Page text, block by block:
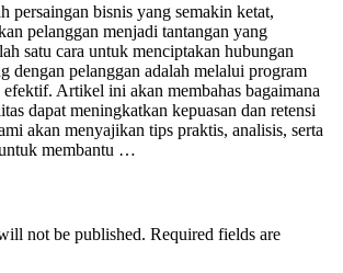
persaingan bisnis yang semakin ketat,
pelanggan menjadi tantangan yang
satu cara untuk menciptakan hubungan
dengan pelanggan adalah melalui program
Artikel ini akan membahas bagaimana
dapat meningkatkan kepuasan dan retensi
akan menyajikan tips praktis, analisis, serta
membantu …
not be published. Required fields are